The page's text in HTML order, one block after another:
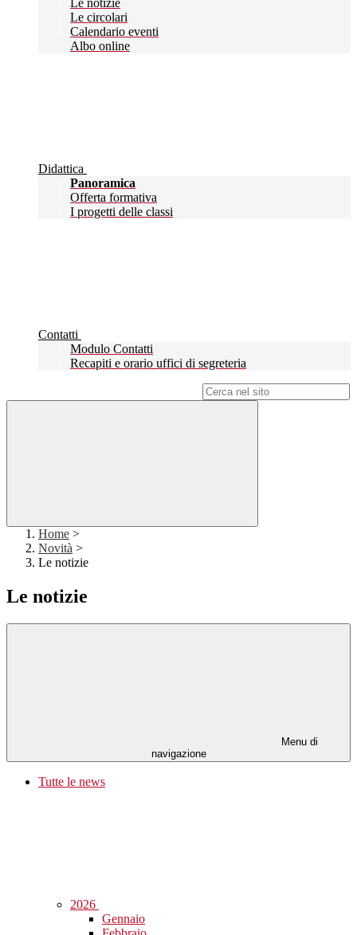
Le notizie
Le circolari
Calendario eventi
Albo online
Didattica
Panoramica
Offerta formativa
I progetti delle classi
Contatti
Modulo Contatti
Recapiti e orario uffici di segreteria
Home >
Novità >
Le notizie
Le notizie
Menu di
navigazione
Tutte le news
2026
Gennaio